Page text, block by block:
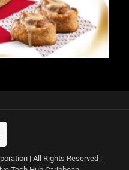
| All Rights Reserved |